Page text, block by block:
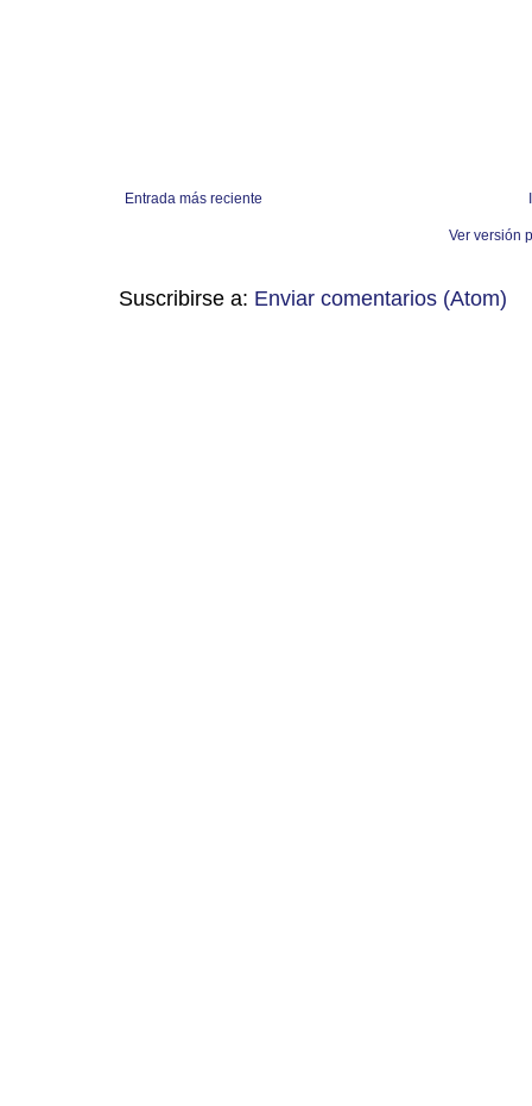
Entrada más reciente
Ver versión
Suscribirse a: Enviar comentarios (Atom)